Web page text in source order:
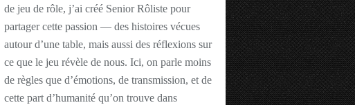
de jeu de rôle, j’ai créé Senior Rôliste pour
partager cette passion — des histoires vécues
autour d’une table, mais aussi des réflexions sur
ce que le jeu révèle de nous. Ici, on parle moins
de règles que d’émotions, de transmission, et de
cette part d’humanité qu’on trouve dans